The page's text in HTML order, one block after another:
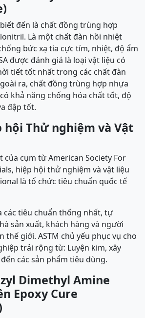
đến là chất đồng trùng hợp
Là một chất đàn hồi nhiệt
bức xạ tia cực tím, nhiệt, độ ẩm
được đánh giá là loại vật liệu có
tiết tốt nhất trong các chất đàn
ra, chất đồng trùng hợp nhựa
khả năng chống hóa chất tốt, độ
đập tốt.
hội Thử nghiệm và Vật
của cụm từ American Society For
hiệp hội thử nghiệm và vật liệu
là tổ chức tiêu chuẩn quốc tế
các tiêu chuẩn thống nhất, tự
sản xuất, khách hàng và người
thế giới. ASTM chủ yếu phục vụ cho
trải rộng từ: Luyện kim, xây
các sản phẩm tiêu dùng.
Dimethyl Amine
Epoxy Cure